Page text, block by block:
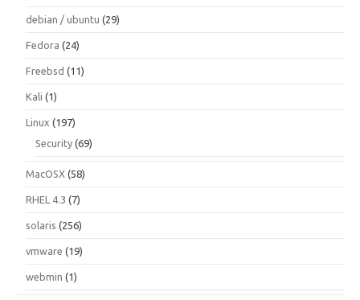
debian / ubuntu (29)
Fedora (24)
Freebsd (11)
Kali (1)
Linux (197)
Security (69)
MacOSX (58)
RHEL 4.3 (7)
solaris (256)
vmware (19)
webmin (1)